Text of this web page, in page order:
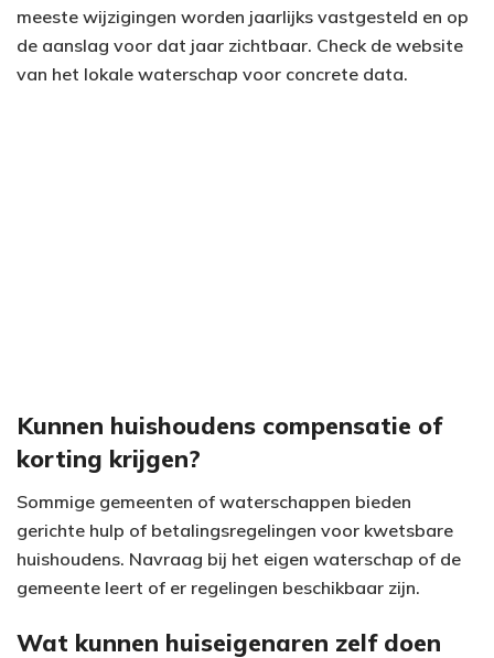
meeste wijzigingen worden jaarlijks vastgesteld en op
de aanslag voor dat jaar zichtbaar. Check de website
van het lokale waterschap voor concrete data.
Kunnen huishoudens compensatie of
korting krijgen?
Sommige gemeenten of waterschappen bieden
gerichte hulp of betalingsregelingen voor kwetsbare
huishoudens. Navraag bij het eigen waterschap of de
gemeente leert of er regelingen beschikbaar zijn.
Wat kunnen huiseigenaren zelf doen